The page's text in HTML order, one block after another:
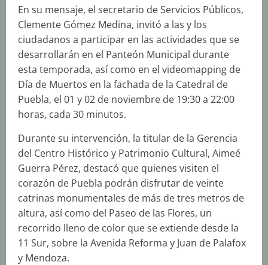
En su mensaje, el secretario de Servicios Públicos,
Clemente Gómez Medina, invitó a las y los
ciudadanos a participar en las actividades que se
desarrollarán en el Panteón Municipal durante
esta temporada, así como en el videomapping de
Día de Muertos en la fachada de la Catedral de
Puebla, el 01 y 02 de noviembre de 19:30 a 22:00
horas, cada 30 minutos.
Durante su intervención, la titular de la Gerencia
del Centro Histórico y Patrimonio Cultural, Aimeé
Guerra Pérez, destacó que quienes visiten el
corazón de Puebla podrán disfrutar de veinte
catrinas monumentales de más de tres metros de
altura, así como del Paseo de las Flores, un
recorrido lleno de color que se extiende desde la
11 Sur, sobre la Avenida Reforma y Juan de Palafox
y Mendoza.